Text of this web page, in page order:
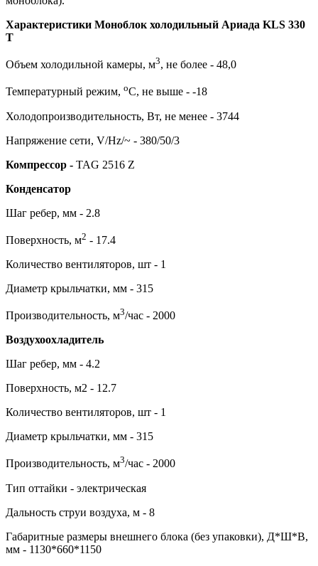
Характеристики Моноблок холодильный Ариада KLS 330
T
Объем холодильной камеры, м3, не более - 48,0
Температурный режим, оС, не выше - -18
Холодопроизводительность, Вт, не менее - 3744
Напряжение сети, V/Hz/~ - 380/50/3
Компрессор - TAG 2516 Z
Конденсатор
Шаг ребер, мм - 2.8
Поверхность, м2 - 17.4
Количество вентиляторов, шт - 1
Диаметр крыльчатки, мм - 315
Производительность, м3/час - 2000
Воздухоохладитель
Шаг ребер, мм - 4.2
Поверхность, м2 - 12.7
Количество вентиляторов, шт - 1
Диаметр крыльчатки, мм - 315
Производительность, м3/час - 2000
Тип оттайки - электрическая
Дальность струи воздуха, м - 8
Габаритные размеры внешнего блока (без упаковки), Д*Ш*В,
мм - 1130*660*1150